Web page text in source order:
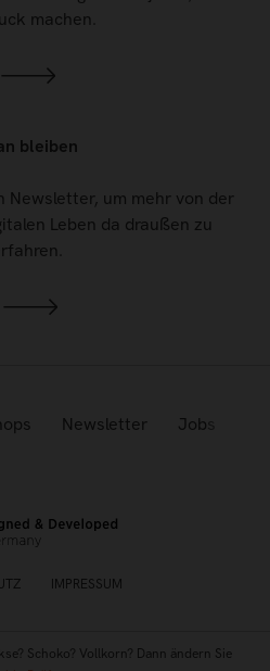
machen.
bleiben
Newsletter, um mehr von der
Leben da draußen zu
Newsletter Jobs
IMPRESSUM
Schoko? Vollkorn? Dann ändern Sie